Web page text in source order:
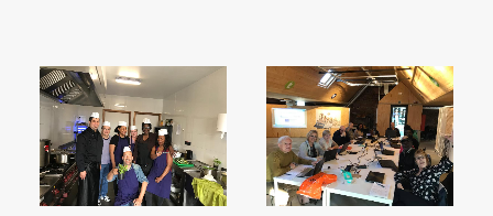
LIRE
LA
SUITE
LIRE
LA
SUITE